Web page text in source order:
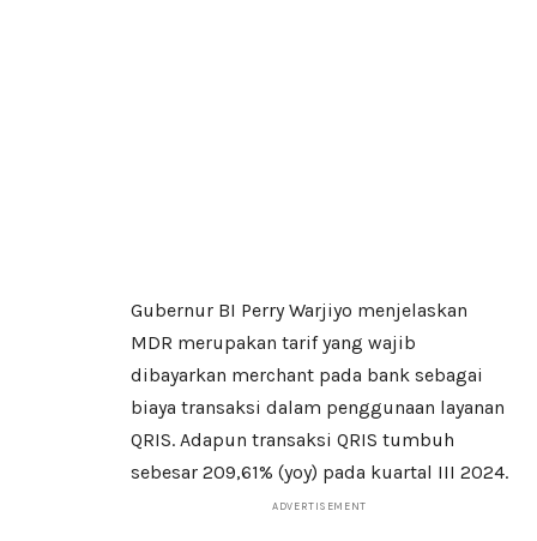
Gubernur BI Perry Warjiyo menjelaskan
MDR merupakan tarif yang wajib
dibayarkan merchant pada bank sebagai
biaya transaksi dalam penggunaan layanan
QRIS. Adapun transaksi QRIS tumbuh
sebesar 209,61% (yoy) pada kuartal III 2024.
ADVERTISEMENT